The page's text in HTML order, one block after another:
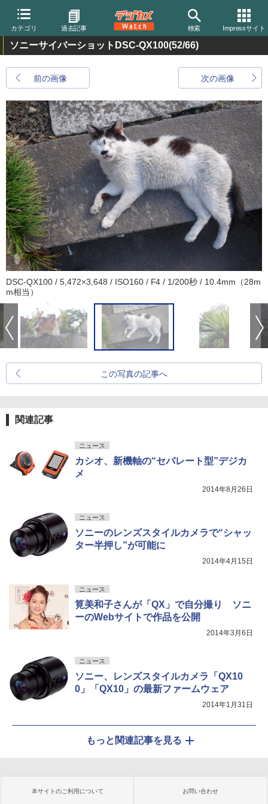
カテゴリ 過去記事 検索 Impressサイト
ソニーサイバーショットDSC-QX100(52/66)
前の画像 次の画像
DSC-QX100 / 5,472×3,648 / ISO160 / F4 / 1/200秒 / 10.4mm（28m
m相当）
この写真の記事へ
関連記事
ニュース
カシオ、新機軸の“セパレート型”デジカ
メ
2014年8月26日
ニュース
ソニーのレンズスタイルカメラで“シャッ
ター半押し”が可能に
2014年4月15日
ニュース
筧美和子さんが「QX」で自分撮り ソニ
ーのWebサイトで作品を公開
2014年3月6日
ニュース
ソニー、レンズスタイルカメラ「QX10
0」「QX10」の最新ファームウェア
2014年1月31日
もっと関連記事を見る
本サイトのご利用について お問い合わせ